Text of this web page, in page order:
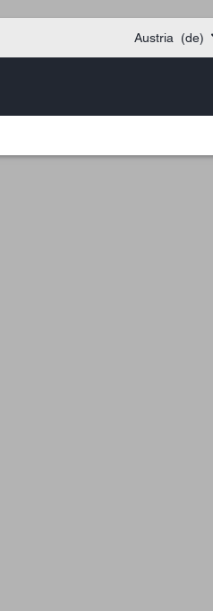
Austria
(de)